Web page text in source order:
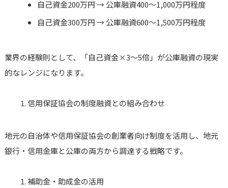
自己資金200万円 → 公庫融資400〜1,000万円程度
自己資金300万円 → 公庫融資600〜1,500万円程度
業界の経験則として、「自己資金×3〜5倍」が公庫融資の現実
的なレンジになります。
信用保証協会の制度融資との組み合わせ
地元の自治体や信用保証協会の創業者向け制度を活用し、地元
銀行・信用金庫と公庫の両方から調達する戦略です。
補助金・助成金の活用